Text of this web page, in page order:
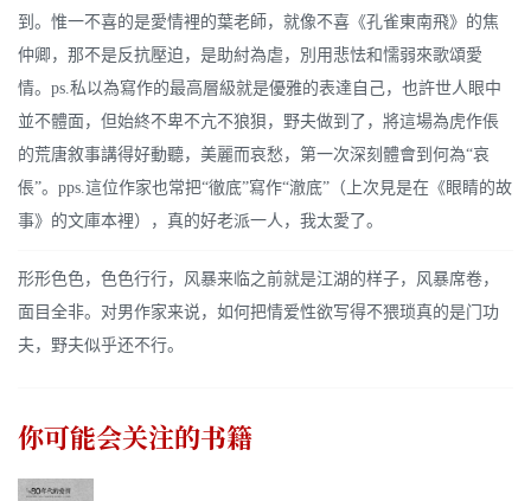
到。惟一不喜的是愛情裡的葉老師，就像不喜《孔雀東南飛》的焦
仲卿，那不是反抗壓迫，是助紂為虐，別用悲怯和懦弱來歌頌愛
情。ps.私以為寫作的最高層級就是優雅的表達自己，也許世人眼中
並不體面，但始終不卑不亢不狼狽，野夫做到了，將這場為虎作倀
的荒唐敘事講得好動聽，美麗而哀愁，第一次深刻體會到何為“哀
倀”。pps.這位作家也常把“徹底”寫作“澈底”（上次見是在《眼睛的故
事》的文庫本裡），真的好老派一人，我太愛了。
形形色色，色色行行，风暴来临之前就是江湖的样子，风暴席卷，
面目全非。对男作家来说，如何把情爱性欲写得不猥琐真的是门功
夫，野夫似乎还不行。
你可能会关注的书籍